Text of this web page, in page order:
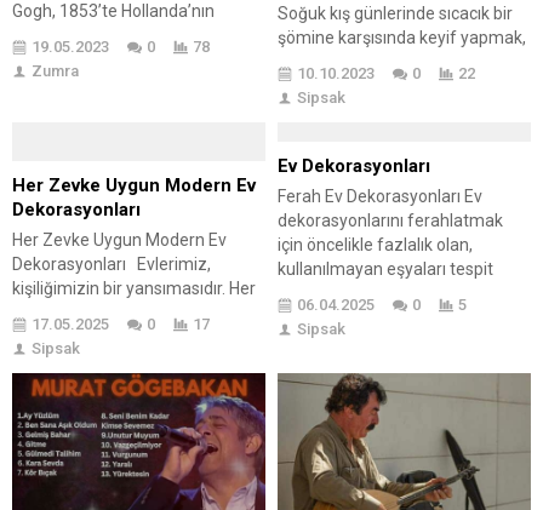
Gogh, 1853’te Hollanda’nın
Zundert kasabasında doğdu.
Ailesinin en büyük çocuğu olan
Van Gogh, küçük yaşlardan
olarak çalıştı ve ardından ilahiyat
okumaya karar verdi. Ne yazık ki
başarılı olamadı...
19.05.2023 0
78
Zumra
Soğuk kış günlerinde sıcacık bir
şömine karşısında keyif yapmak,
değil, aynı zamanda şıklık ve
zarafet de getirir. Şömine
estetiği mükemmel bir dengeyle
birleştirir, böylece evinizi sadece
ısıtmakla kalmaz, aynı zamanda
görsel bir şölenle doldurur.
Minimal Tasarım Günümüzde,
birçok şömine tasarımı, modern...
10.10.2023 0
22
Sipsak
Her Zevke Uygun Modern Ev
Dekorasyonları
Her Zevke Uygun Modern Ev
Dekorasyonları Evlerimiz,
kişiliğimizin bir yansımasıdır. Her
dekorasyonları, evimizi sadece
bir mekan olmaktan çıkarıp bir
sanat eserine dönüştürmenin
keyfini sunar. Bu büyülü dünyada
dolaşırken, kendi evinizde
kendinizi ifade etmek ve huzur
bulmak için cesur seçimler
yapmaktan çekinmeyin. Her tarz,
17.05.2025 0
17
Sipsak
Ev Dekorasyonları
Ferah Ev Dekorasyonları Ev
dekorasyonlarını ferahlatmak
için öncelikle fazlalık olan,
kullanılmayan eşyaları tespit
gerekir. Sonrasında iç cephe
boyası seçimini doğru şekilde
etmekle başlanabilir. Eşyaların
düzeni ve renk seçimleri
dekorasyonun temelini oluşturur.
Loş ve kokulu mumlar, tablolar da
görsel estetiğin
06.04.2025 0
5
Sipsak